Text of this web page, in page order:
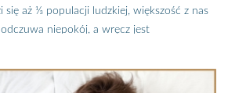
się aż ⅓ populacji ludzkiej, większość z nas
niepokój, a wręcz jest
inni podjadają. Jednak większość osób
zaśnięciem po takiej pobudce.